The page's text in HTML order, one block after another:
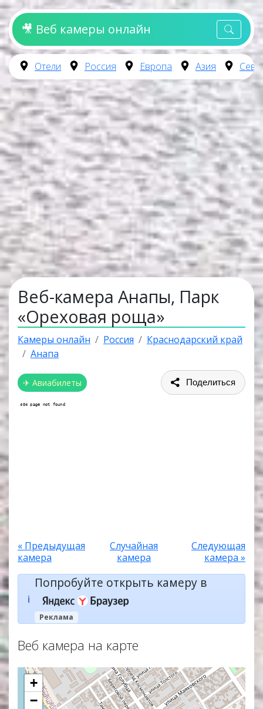
🎥 Веб камеры онлайн
Отели Россия Европа Азия
Веб-камера Анапы, Парк
«Ореховая роща»
Камеры онлайн Россия
Краснодарский край
Анапа
✈ Авиабилеты Поделиться
« Предыдущая
камера
Случайная
камера
Следующая
камера »
ℹ️
Попробуйте открыть камеру в
Реклама
Веб камера на карте
+
−